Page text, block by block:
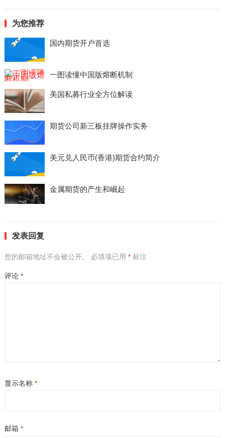
为您推荐
国内期货开户首选
一图读懂中国版熔断机制
美国私募行业全方位解读
期货公司新三板挂牌操作实务
美元兑人民币(香港)期货合约简介
金属期货的产生和崛起
发表回复
您的邮箱地址不会被公开。 必填项已用 *标注
评论 *
显示名称 *
邮箱 *